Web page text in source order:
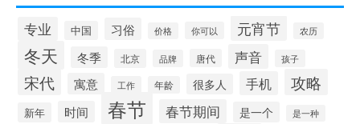
专业 中国 习俗 价格 你可以 元宵节 农历
冬天 冬季 北京 品牌 唐代 声音 孩子
宋代 寓意 工作 年龄 很多人 手机 攻略
新年 时间 春节 春节期间 是一个 是一种